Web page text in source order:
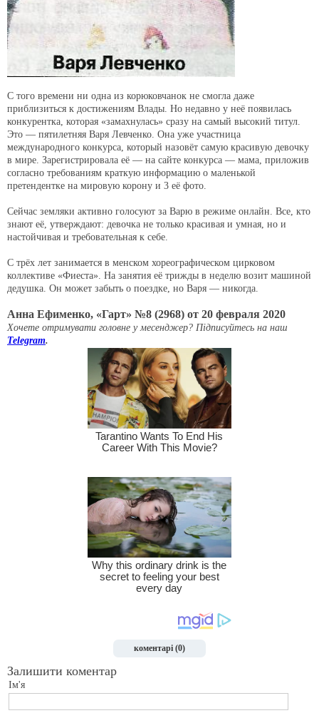
С того времени ни одна из корюковчанок не смогла даже
приблизиться к достижениям Влады. Но недавно у неё появилась
конкурентка, которая «замахнулась» сразу на самый высокий титул.
Это — пятилетняя Варя Левченко. Она уже участница
международного конкурса, который назовёт самую красивую девочку
в мире. Зарегистрировала её — на сайте конкурса — мама, приложив
согласно требованиям краткую информацию о маленькой
претендентке на мировую корону и 3 её фото.
Сейчас земляки активно голосуют за Варю в режиме онлайн. Все, кто
знают её, утверждают: девочка не только красивая и умная, но и
настойчивая и требовательная к себе.
С трёх лет занимается в менском хореографическом цирковом
коллективе «Фиеста». На занятия её трижды в неделю возит машиной
дедушка. Он может забыть о поездке, но Варя — никогда.
Анна Ефименко, «Гарт» №8 (2968) от 20 февраля 2020
Хочете отримувати головне у месенджер? Підписуйтесь на наш
Telegram.
коментарі (0)
Залишити коментар
Ім'я